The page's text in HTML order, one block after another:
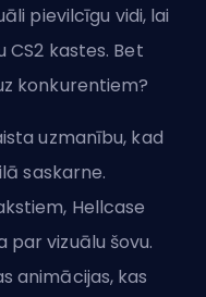
pievilcīgu vidi, lai
kastes. Bet
konkurentiem?
uzmanību, kad
saskarne.
Hellcase
par vizuālu šovu.
animācijas, kas